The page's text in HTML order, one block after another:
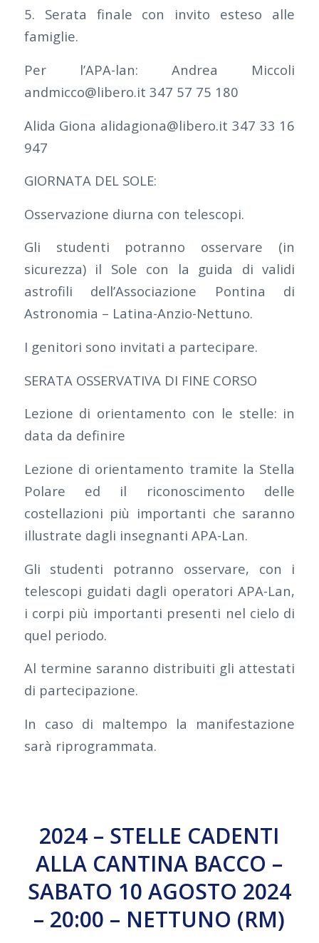
5. Serata finale con invito esteso alle
famiglie.
Per l’APA-lan: Andrea Miccoli
andmicco@libero.it 347 57 75 180
Alida Giona alidagiona@libero.it 347 33 16
947
GIORNATA DEL SOLE:
Osservazione diurna con telescopi.
Gli studenti potranno osservare (in
sicurezza) il Sole con la guida di validi
astrofili dell’Associazione Pontina di
Astronomia – Latina-Anzio-Nettuno.
I genitori sono invitati a partecipare.
SERATA OSSERVATIVA DI FINE CORSO
Lezione di orientamento con le stelle: in
data da definire
Lezione di orientamento tramite la Stella
Polare ed il riconoscimento delle
costellazioni più importanti che saranno
illustrate dagli insegnanti APA-Lan.
Gli studenti potranno osservare, con i
telescopi guidati dagli operatori APA-Lan,
i corpi più importanti presenti nel cielo di
quel periodo.
Al termine saranno distribuiti gli attestati
di partecipazione.
In caso di maltempo la manifestazione
sarà riprogrammata.
2024 – STELLE CADENTI
ALLA CANTINA BACCO –
SABATO 10 AGOSTO 2024
– 20:00 – NETTUNO (RM)